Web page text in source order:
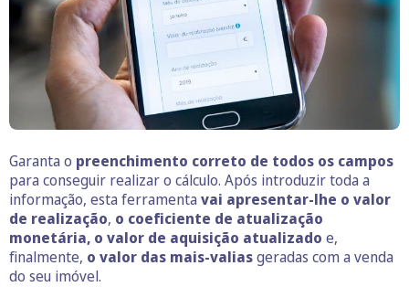
Garanta o preenchimento correto de todos os campos
para conseguir realizar o cálculo. Após introduzir toda a
informação, esta ferramenta vai apresentar-lhe o valor
de realização, o coeficiente de atualização
monetária, o valor de aquisição atualizado e,
finalmente, o valor das mais-valiasgeradas com a venda
do seu imóvel.